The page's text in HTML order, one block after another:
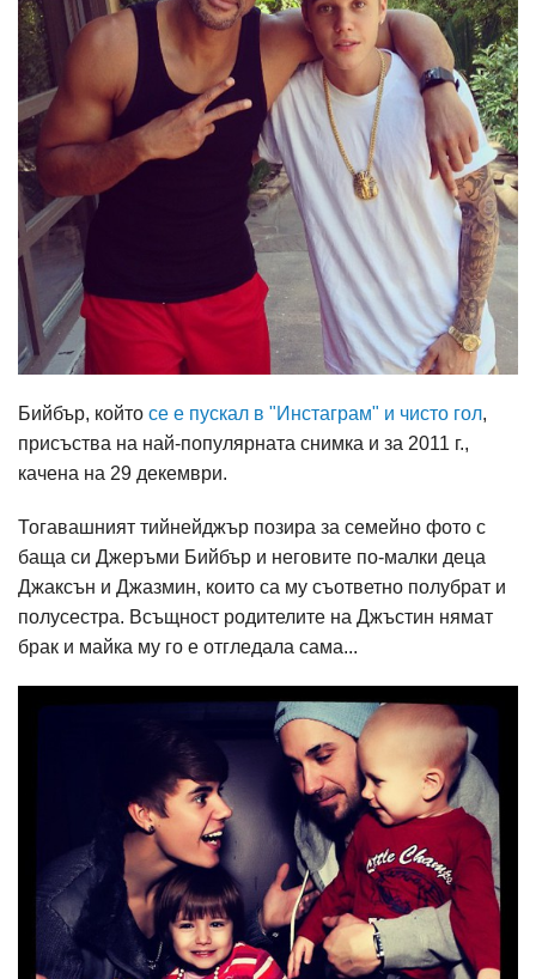
Бийбър, който се е пускал в "Инстаграм" и чисто гол,
присъства на най-популярната снимка и за 2011 г.,
качена на 29 декември.
Тогавашният тийнейджър позира за семейно фото с
баща си Джеръми Бийбър и неговите по-малки деца
Джаксън и Джазмин, които са му съответно полубрат и
полусестра. Всъщност родителите на Джъстин нямат
брак и майка му го е отгледала сама...